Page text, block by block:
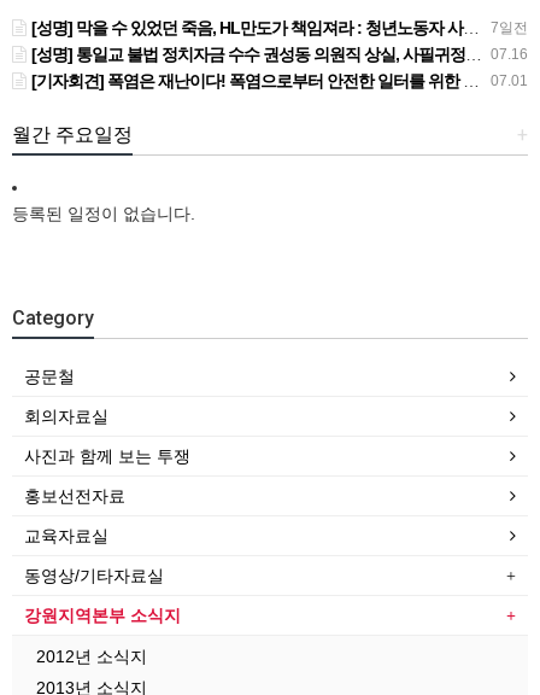
7일전
[성명] 막을 수 있었던 죽음, HL만도가 책임져라 : 청년노동자 사망사고의 철저한 진상규명과 재발방지 대책 마련하라
07.16
[성명] 통일교 불법 정치자금 수수 권성동 의원직 상실, 사필귀정이다
07.01
[기자회견] 폭염은 재난이다! 폭염으로부터 안전한 일터를 위한 민주노총 강원지역본부 폭염감시단 선포 기자회견
+
월간 주요일정
등록된 일정이 없습니다.
Category
공문철
회의자료실
사진과 함께 보는 투쟁
홍보선전자료
교육자료실
동영상/기타자료실
강원지역본부 소식지
2012년 소식지
2013년 소식지